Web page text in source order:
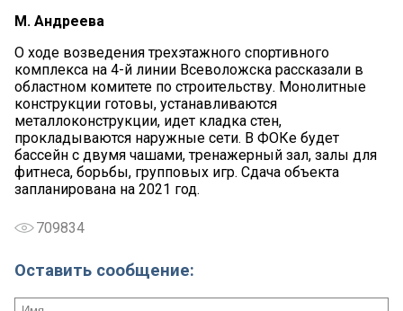
М. Андреева
О ходе возведения трехэтажного спортивного
комплекса на 4-й линии Всеволожска рассказали в
областном комитете по строительству. Монолитные
конструкции готовы, устанавливаются
металлоконструкции, идет кладка стен,
прокладываются наружные сети. В ФОКе будет
бассейн с двумя чашами, тренажерный зал, залы для
фитнеса, борьбы, групповых игр. Сдача объекта
запланирована на 2021 год.
709834
Оставить сообщение: